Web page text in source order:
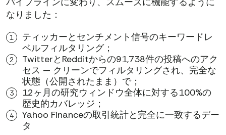
なりました：
ティッカーとセンチメント信号のキーワードレ
ベルフィルタリング；
TwitterとRedditからの91,738件の投稿へのアク
セス — クリーンでフィルタリングされ、完全な
状態（公開されたまま）で；
12ヶ月の研究ウィンドウ全体に対する100%の
歴史的カバレッジ；
Yahoo Financeの取引統計と完全に一致するデー
タ